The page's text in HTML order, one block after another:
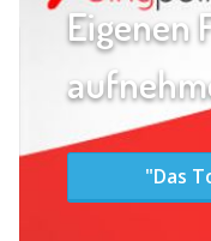
Eigenen
"Das